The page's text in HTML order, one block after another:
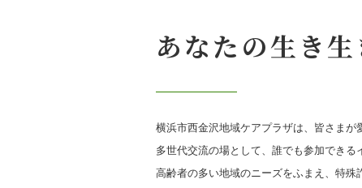
あなたの生き生
横浜市西金沢地域ケアプラザは、皆さま
多世代交流の場として、誰でも参加できる
高齢者の多い地域のニーズをふまえ、特